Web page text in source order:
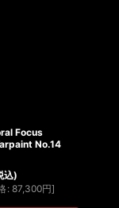
Focus
No.14
込)
: 87,300円]